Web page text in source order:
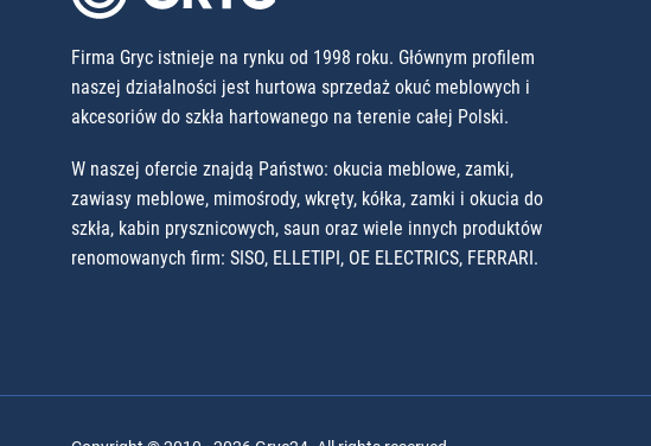
Firma Gryc istnieje na rynku od 1998 roku. Głównym profilem
naszej działalności jest hurtowa sprzedaż okuć meblowych i
akcesoriów do szkła hartowanego na terenie całej Polski.
W naszej ofercie znajdą Państwo: okucia meblowe, zamki,
zawiasy meblowe, mimośrody, wkręty, kółka, zamki i okucia do
szkła, kabin prysznicowych, saun oraz wiele innych produktów
renomowanych firm: SISO, ELLETIPI, OE ELECTRICS, FERRARI.